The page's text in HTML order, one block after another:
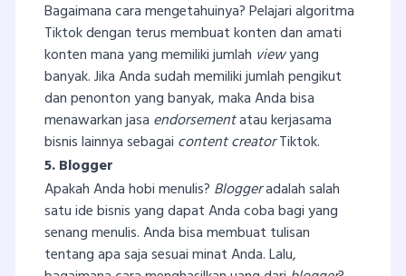
Bagaimana cara mengetahuinya? Pelajari algoritma
Tiktok dengan terus membuat konten dan amati
konten mana yang memiliki jumlah viewyang
banyak. Jika Anda sudah memiliki jumlah pengikut
dan penonton yang banyak, maka Anda bisa
menawarkan jasa endorsementatau kerjasama
bisnis lainnya sebagai content creatorTiktok.
5. Blogger
Apakah Anda hobi menulis? Bloggeradalah salah
satu ide bisnis yang dapat Anda coba bagi yang
senang menulis. Anda bisa membuat tulisan
tentang apa saja sesuai minat Anda. Lalu,